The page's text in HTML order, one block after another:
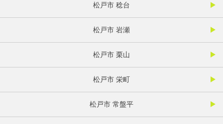
松戸市 稔台
松戸市 岩瀬
松戸市 栗山
松戸市 栄町
松戸市 常盤平